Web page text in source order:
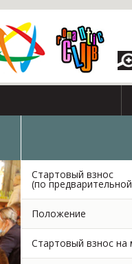
Стартовый взнос
(по
Положение
Стартовый взнос на